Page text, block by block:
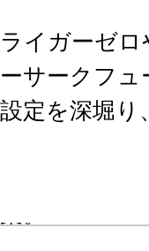
ライガーゼ
ーサークフ
設定を深堀り
つつ、バー